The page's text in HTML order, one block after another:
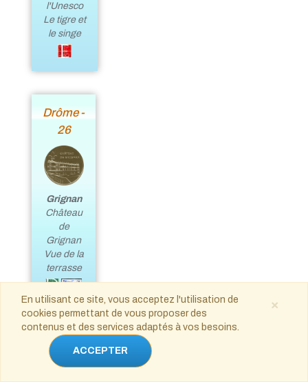
l'Unesco
Le tigre et
le singe
Drôme -
26
Grignan
Château
de
Grignan
Vue de la
terrasse
Eure -
27
×
En utilisant ce site, vous acceptez l'utilisation de
cookies permettant de vous proposer des
contenus et des services adaptés à vos besoins.
ACCEPTER